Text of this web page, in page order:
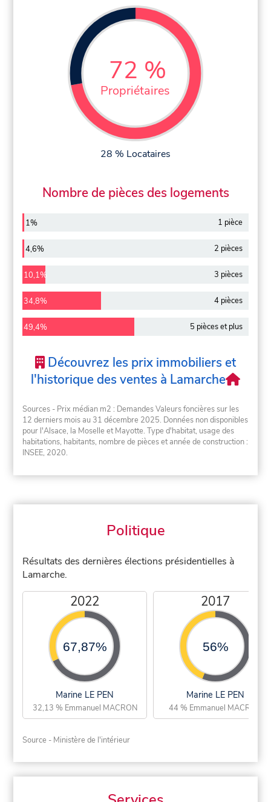
72 %
Propriétaires
28 % Locataires
Nombre de pièces des logements
1% 1 pièce
4,6% 2 pièces
10,1% 3 pièces
34,8% 4 pièces
49,4% 5 pièces et plus
Découvrez les prix immobiliers et
l'historique des ventes à Lamarche
Sources - Prix médian m2 : Demandes Valeurs foncières sur les
12 derniers mois au 31 décembre 2025. Données non disponibles
pour l'Alsace, la Moselle et Mayotte. Type d'habitat, usage des
habitations, habitants, nombre de pièces et année de construction :
INSEE, 2020.
Politique
Résultats des dernières élections présidentielles à
Lamarche.
2022
67,87%
Marine LE PEN
32,13 % Emmanuel MACRON
2017
56%
Marine LE PEN
44 % Emmanuel MACRON
Source - Ministère de l'intérieur